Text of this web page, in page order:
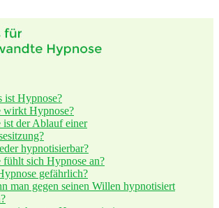
ist Hypnose?
wirkt Hypnose?
ist der Ablauf einer
hypnotisierbar?
fühlt sich Hypnose an?
gefährlich?
man gegen seinen Willen hypnotisiert